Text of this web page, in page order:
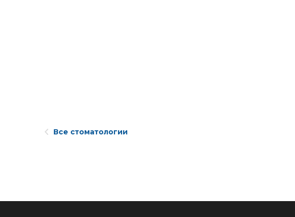
Все стоматологии